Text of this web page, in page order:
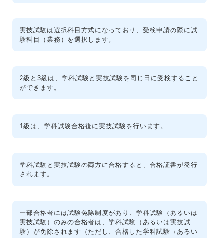
実技試験は選択科目方式になっており、受検申請の際に試
験科目（業務）を選択します。
2級と3級は、学科試験と実技試験を同じ日に受検すること
ができます。
1級は、学科試験合格後に実技試験を行います。
学科試験と実技試験の両方に合格すると、合格証書が発行
されます。
一部合格者には試験免除制度があり、学科試験（あるいは
実技試験）のみの合格者は、学科試験（あるいは実技試
験）が免除されます（ただし、合格した学科試験（あるい